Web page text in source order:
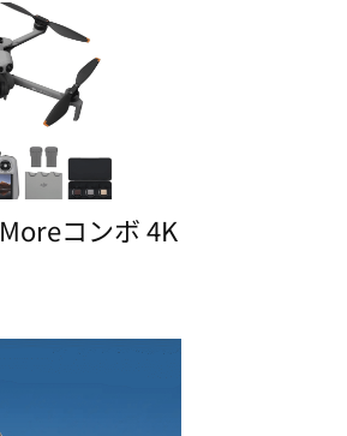
コンボ 4K